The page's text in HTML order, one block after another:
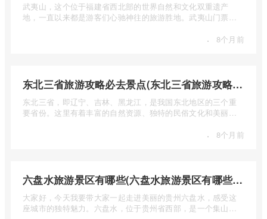
武夷山，这个位于福建省西北部的世界自然和文化双重遗产
地，一直以来都是游客们心驰神往的旅游胜地。武夷山门票多
· 8个月前
东北三省旅游攻略必去景点(东北三省旅游攻略必去景点视频介绍)
东北三省，即辽宁、吉林、黑龙江，是我国东北地区的三个重
要省份。这里有着丰富的自然资源、独特的民俗文化和美丽的
· 8个月前
六盘水旅游景区有哪些(六盘水旅游景区有哪些景点值得去)
大家好，今天我要带大家一起走进美丽的贵州六盘水，感受这
座城市的独特魅力。六盘水，位于贵州省西部，是一个集山水